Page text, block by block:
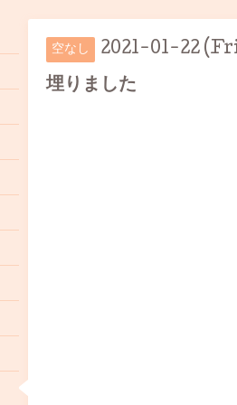
空なし 2021-01-22
埋りました